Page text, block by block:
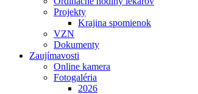
Projekty
Krajina spomienok
VZN
Dokumenty
Zaujímavosti
Online kamera
Fotogaléria
2026